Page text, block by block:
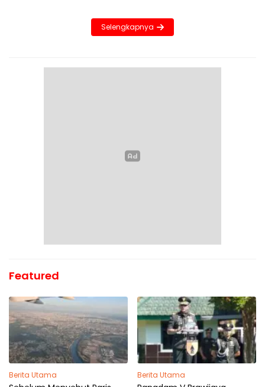
Selengkapnya
Featured
Berita Utama Berita Utama